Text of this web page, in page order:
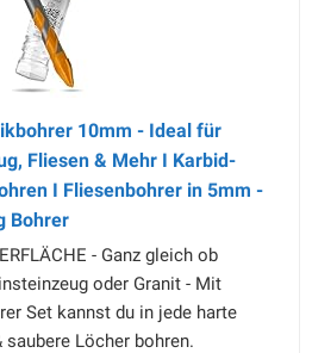
10mm - Ideal für
Fliesen & Mehr I Karbid-
I Fliesenbohrer in 5mm -
Bohrer
- Ganz gleich ob
oder Granit - Mit
Set kannst du in jede harte
saubere Löcher bohren.